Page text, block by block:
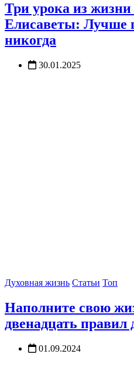
Три урока из
Елисаветы: Лучше
никогда
30.01.2025
Духовная жизнь Статьи Топ
Наполните свою
двенадцать правил
01.09.2024